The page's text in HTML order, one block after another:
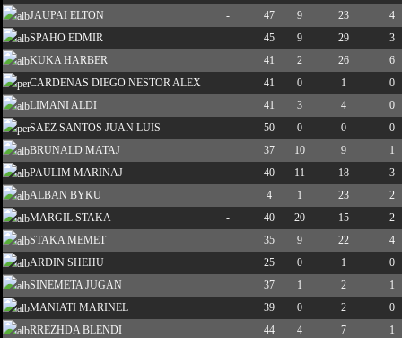
JAUPAI ELTON
- 47 9 23
4
SPAHO EDMIR
45 9 29
3
KUKA HARBER
41 2 26
6
CARDENAS DIEGO NESTOR ALEX
41 0 1
0
LIMANI ALDI
41 3 4
0
SAEZ SANTOS JUAN LUIS
50 0 0
0
BRUNALD MATAJ
37 10 9
1
PAULIM MARINAJ
40 11 18
3
ALBAN BYKU
4 1 23
2
MARGIL STAKA
- 40 20 15
2
STAKA MEMET
35 9 22
4
ARDIN SHEHU
25 0 1
0
SINEMETA JUGAN
37 1 2
1
MANIATI MARINEL
39 0 2
0
RREZHDA BLENDI
44 4 7
1